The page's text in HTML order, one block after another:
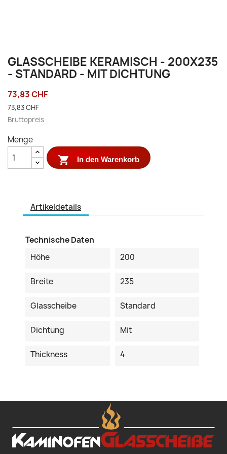
GLASSCHEIBE KERAMISCH - 200X235
- STANDARD - MIT DICHTUNG
73,83 CHF
73,83 CHF
Bruttopreis
Menge
 In den Warenkorb
Artikeldetails
Technische Daten
Höhe
200
Breite 235
Glasscheibe Standard
Dichtung Mit
Thickness 4